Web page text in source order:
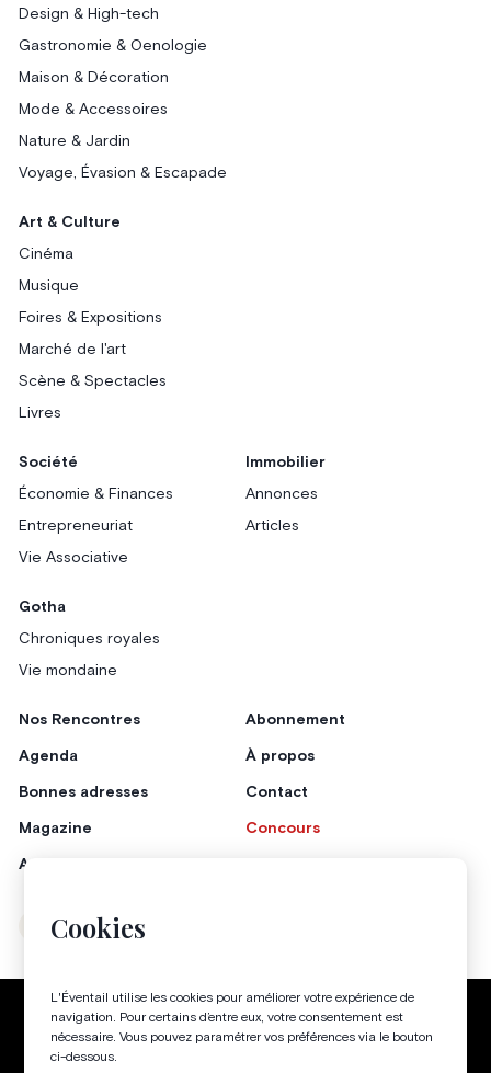
Cookies
L'Éventail utilise les cookies pour améliorer votre expérience de
navigation. Pour certains d’entre eux, votre consentement est
nécessaire. Vous pouvez paramétrer vos préférences via le bouton
ci-dessous.
Design & High-tech
Gastronomie & Oenologie
Maison & Décoration
Mode & Accessoires
Nature & Jardin
Voyage, Évasion & Escapade
Art & Culture
Cinéma
Musique
Foires & Expositions
Marché de l'art
Scène & Spectacles
Livres
Société
Économie & Finances
Entrepreneuriat
Vie Associative
Immobilier
Annonces
Articles
Gotha
Chroniques royales
Vie mondaine
Nos Rencontres
Agenda
Bonnes adresses
Magazine
Annonceurs
Abonnement
À propos
Contact
Concours
Instagram
Politique de confidentialité Conditions générales
Gestion des cookies